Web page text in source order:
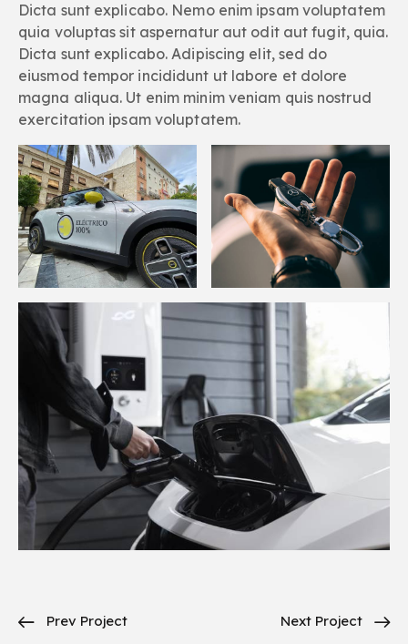
Dicta sunt explicabo. Nemo enim ipsam voluptatem
quia voluptas sit aspernatur aut odit aut fugit, quia.
Dicta sunt explicabo. Adipiscing elit, sed do
eiusmod tempor incididunt ut labore et dolore
magna aliqua. Ut enim minim veniam quis nostrud
exercitation ipsam voluptatem.
Prev Project Next Project